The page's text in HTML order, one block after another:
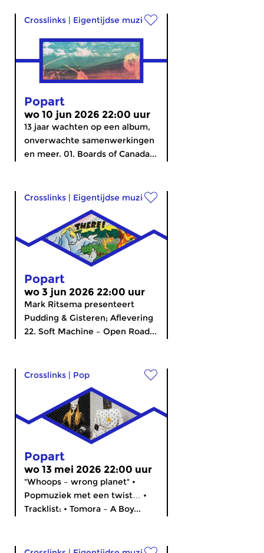
Crosslinks | Eigentijdse muziek
Popart
wo 10 jun 2026 22:00 uur
13 jaar wachten op een album,
onverwachte samenwerkingen
en meer. 01. Boards of Canada...
Crosslinks | Eigentijdse muziek
Popart
wo 3 jun 2026 22:00 uur
Mark Ritsema presenteert
Pudding & Gisteren; Aflevering
22. Soft Machine – Open Road...
Crosslinks | Pop
Popart
wo 13 mei 2026 22:00 uur
"Whoops – wrong planet" •
Popmuziek met een twist… •
Tracklist: • Tomora – A Boy...